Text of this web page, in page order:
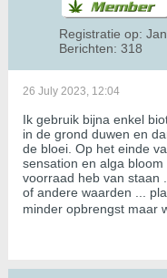
Registratie op:
Berichten: 318
26 July 2023, 12:04
Ik gebruik bijna enkel
in de grond duwen en
de bloei. Op het einde
sensation en alga
voorraad heb van staan
of andere waarden ...
minder opbrengst maar